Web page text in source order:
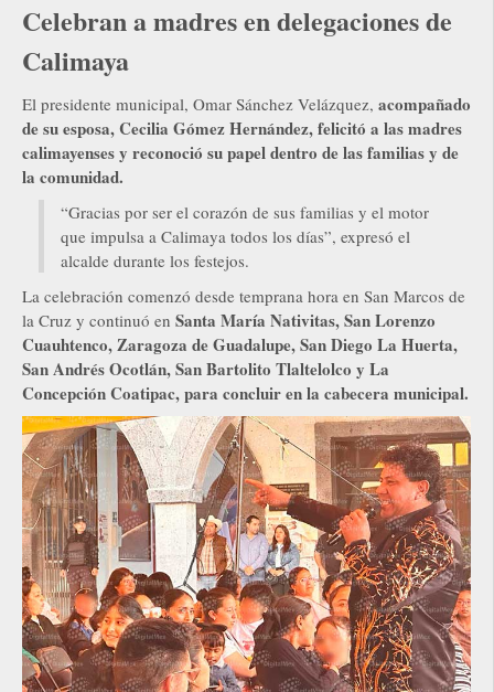
Celebran a madres en delegaciones de
Calimaya
El presidente municipal, Omar Sánchez Velázquez, acompañado
de su esposa, Cecilia Gómez Hernández, felicitó a las madres
calimayenses y reconoció su papel dentro de las familias y de
la comunidad.
“Gracias por ser el corazón de sus familias y el motor
que impulsa a Calimaya todos los días”, expresó el
alcalde durante los festejos.
La celebración comenzó desde temprana hora en San Marcos de
la Cruz y continuó en Santa María Nativitas, San Lorenzo
Cuauhtenco, Zaragoza de Guadalupe, San Diego La Huerta,
San Andrés Ocotlán, San Bartolito Tlaltelolco y La
Concepción Coatipac, para concluir en la cabecera municipal.